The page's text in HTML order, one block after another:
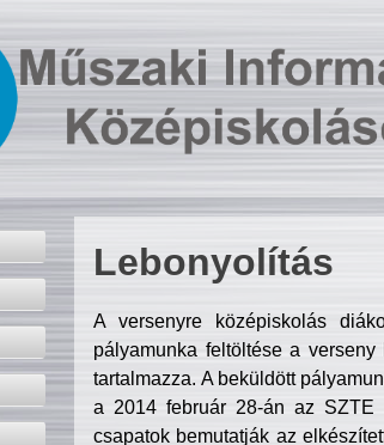
Lebonyolítás
A versenyre középiskolás
pályamunka feltöltése a
tartalmazza. A beküldött
a 2014 február 28-án az SZTE
csapatok bemutatják az